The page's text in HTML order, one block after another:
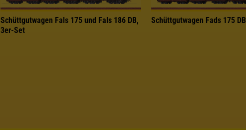
Schüttgutwagen Fals 175 und Fals 186 DB,
3er-Set
Schüttgutwagen Fads 175